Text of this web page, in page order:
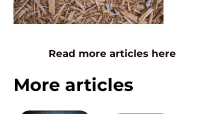
Read more articles here
More articles